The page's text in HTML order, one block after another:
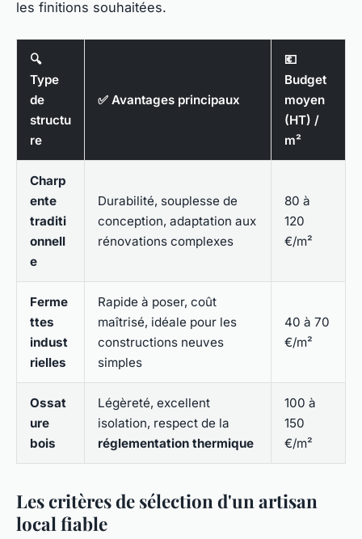
les finitions souhaitées.
🔍
Type
de
structu
re
✅ Avantages principaux
💶
Budget
moyen
(HT) /
m²
Charp
ente
traditi
onnell
e
Durabilité, souplesse de
conception, adaptation aux
rénovations complexes
80 à
120
€/m²
Ferme
ttes
indust
rielles
Rapide à poser, coût
maîtrisé, idéale pour les
constructions neuves
simples
40 à 70
€/m²
Ossat
ure
bois
Légèreté, excellent
isolation, respect de la
réglementation thermique
100 à
150
€/m²
Les critères de sélection d'un artisan
local fiable